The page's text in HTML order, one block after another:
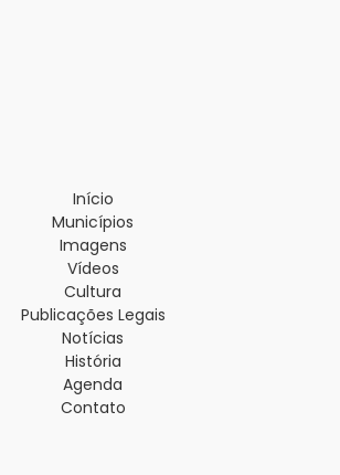
Início
Municípios
Imagens
Vídeos
Cultura
Publicações Legais
Notícias
História
Agenda
Contato